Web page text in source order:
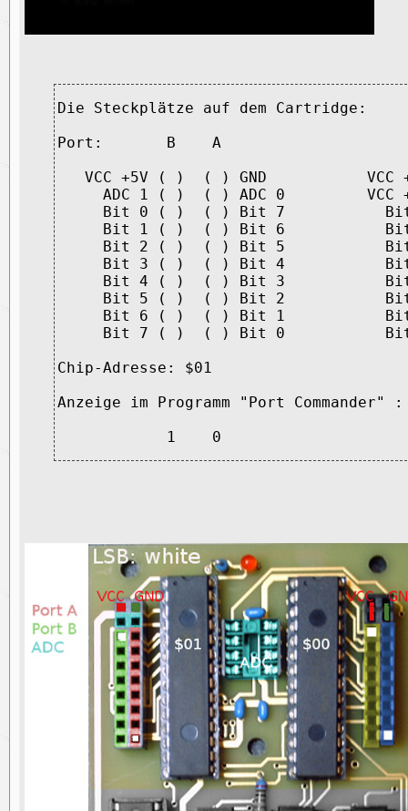
Die Steckplätze auf dem Cartridge:
Port:       B    A
VCC +5V ( )  ( ) GND           VCC
ADC 1 ( )  ( ) ADC 0         VCC
Bit 0 ( )  ( ) Bit 7
Bit 1 ( )  ( ) Bit 6
Bit 2 ( )  ( ) Bit 5
Bit 3 ( )  ( ) Bit 4
Bit 4 ( )  ( ) Bit 3
Bit 5 ( )  ( ) Bit 2
Bit 6 ( )  ( ) Bit 1
Bit 7 ( )  ( ) Bit 0
Chip-Adresse: $01
Anzeige im Programm "Port Commander" :